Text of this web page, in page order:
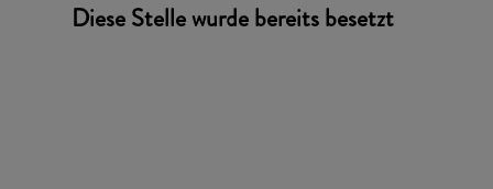
Diese Stelle wurde bereits besetzt